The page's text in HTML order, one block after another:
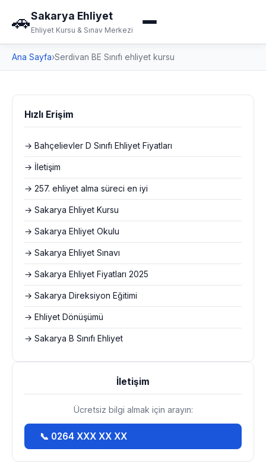
🚗Sakarya Ehliyet
Ehliyet Kursu & Sınav Merkezi
Ana Sayfa›Serdivan BE Sınıfı ehliyet kursu
Hızlı Erişim
→ Bahçelievler D Sınıfı Ehliyet Fiyatları
→ İletişim
→ 257. ehliyet alma süreci en iyi
→ Sakarya Ehliyet Kursu
→ Sakarya Ehliyet Okulu
→ Sakarya Ehliyet Sınavı
→ Sakarya Ehliyet Fiyatları 2025
→ Sakarya Direksiyon Eğitimi
→ Ehliyet Dönüşümü
→ Sakarya B Sınıfı Ehliyet
İletişim
Ücretsiz bilgi almak için arayın:
📞 0264 XXX XX XX